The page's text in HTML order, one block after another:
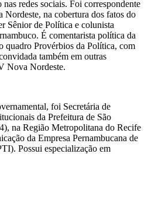
nas redes sociais. Foi correspondente
na cobertura dos fatos do
Sênior de Política e colunista
É comentarista política da
quadro Provérbios da Política, com
também em outras
Nova Nordeste.
foi Secretária de
da Prefeitura de São
na Região Metropolitana do Recife
da Empresa Pernambucana de
Possui especialização em